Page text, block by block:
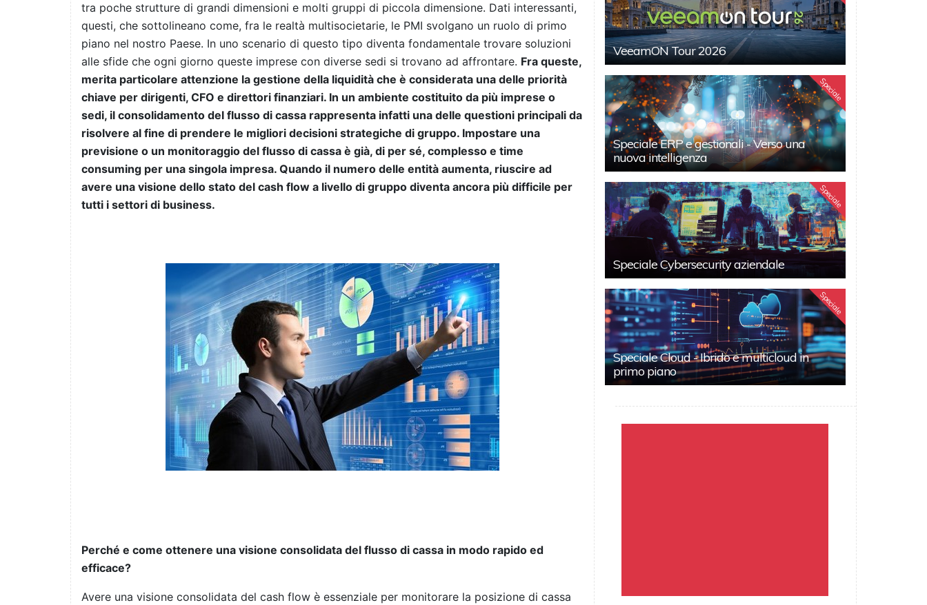
tra poche strutture di grandi dimensioni e molti gruppi di piccola dimensione. Dati interessanti,
questi, che sottolineano come, fra le realtà multisocietarie, le PMI svolgano un ruolo di primo
piano nel nostro Paese. In uno scenario di questo tipo diventa fondamentale trovare soluzioni
alle sfide che ogni giorno queste imprese con diverse sedi si trovano ad affrontare. Fra queste,
merita particolare attenzione la gestione della liquidità che è considerata una delle priorità
chiave per dirigenti, CFO e direttori finanziari. In un ambiente costituito da più imprese o
sedi, il consolidamento del flusso di cassa rappresenta infatti una delle questioni principali da
risolvere al fine di prendere le migliori decisioni strategiche di gruppo. Impostare una
previsione o un monitoraggio del flusso di cassa è già, di per sé, complesso e time
consuming per una singola impresa. Quando il numero delle entità aumenta, riuscire ad
avere una visione dello stato del cash flow a livello di gruppo diventa ancora più difficile per
tutti i settori di business.
Perché e come ottenere una visione consolidata del flusso di cassa in modo rapido ed
efficace?
Avere una visione consolidata del cash flow è essenziale per monitorare la posizione di cassa
VeeamON Tour 2026
Speciale
Speciale ERP e gestionali - Verso una
nuova intelligenza
Speciale
Speciale Cybersecurity aziendale
Speciale
Speciale Cloud - Ibrido e multicloud in
primo piano